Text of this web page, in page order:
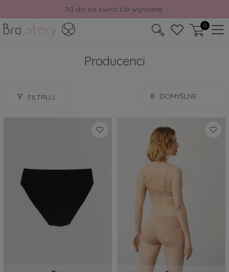
Odbierz rabat -10% na pierwsze zakupy.
0
Producenci
FILTRUJ